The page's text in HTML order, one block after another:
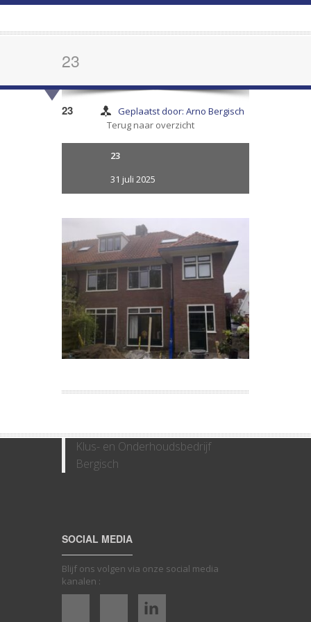
23
23
Geplaatst door: Arno Bergisch
Terug naar overzicht
23
31 juli 2025
Klus- en Onderhoudsbedrijf
Bergisch
SOCIAL MEDIA
Blijf ons volgen via onze social media
kanalen :